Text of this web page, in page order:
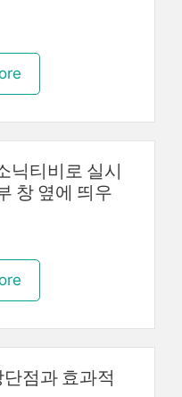
닉티비로 실시
창 옆에 띄우
점과 효과적